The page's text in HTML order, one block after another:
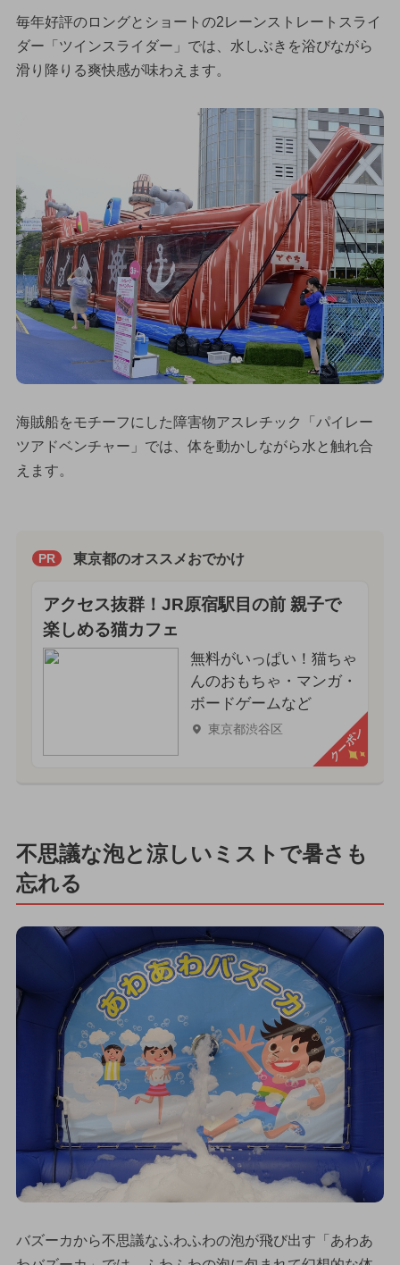
毎年好評のロングとショートの2レーンストレートスライ
ダー「ツインスライダー」では、水しぶきを浴びながら
滑り降りる爽快感が味わえます。
海賊船をモチーフにした障害物アスレチック「パイレー
ツアドベンチャー」では、体を動かしながら水と触れ合
えます。
PR 東京都のオススメおでかけ
アクセス抜群！JR原宿駅目の前 親子で
楽しめる猫カフェ
無料がいっぱい！猫ちゃ
んのおもちゃ・マンガ・
ボードゲームなど
東京都渋谷区 クーポン
不思議な泡と涼しいミストで暑さも
忘れる
バズーカから不思議なふわふわの泡が飛び出す「あわあ